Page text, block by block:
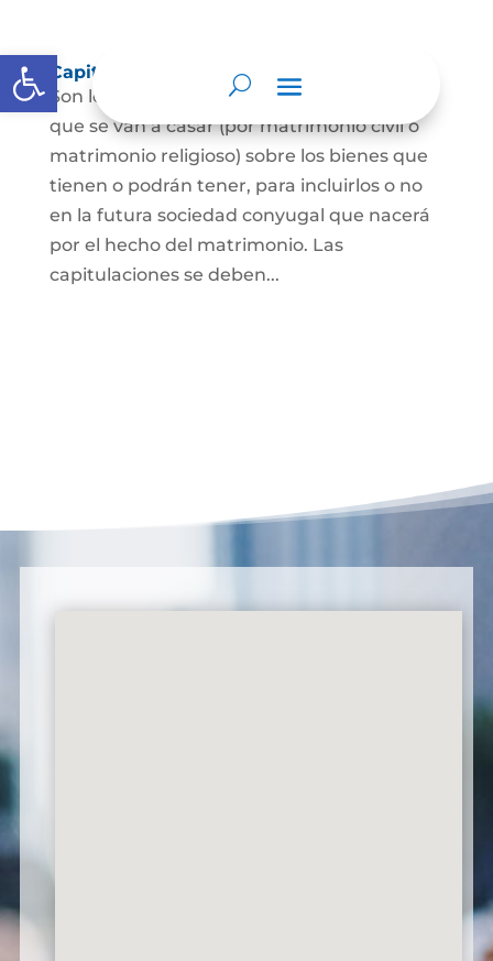
Abrir barra de herramientas
Capitulaciones Matrimoniales
Son los acuerdos que hacen las personas
que se van a casar (por matrimonio civil o
matrimonio religioso) sobre los bienes que
tienen o podrán tener, para incluirlos o no
en la futura sociedad conyugal que nacerá
por el hecho del matrimonio. Las
capitulaciones se deben...